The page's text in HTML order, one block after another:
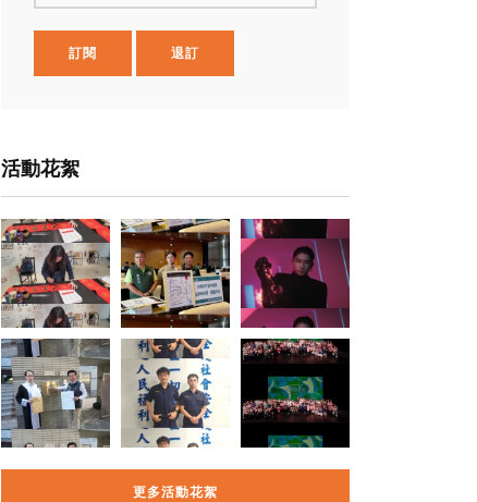
訂閱 退訂
活動花絮
更多活動花絮